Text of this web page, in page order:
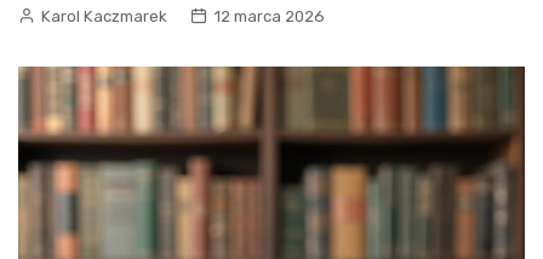
Karol Kaczmarek 12 marca 2026